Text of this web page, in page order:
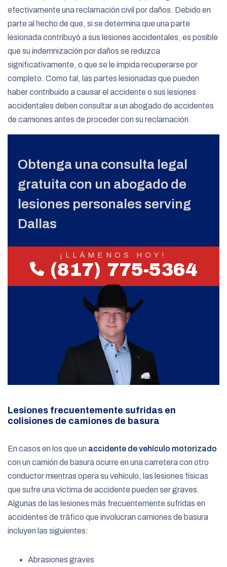
efectivamente una reclamación civil por daños. Debido en
parte al hecho de que, si se determina que una parte
lesionada contribuyó a sus lesiones accidentales, es posible
que su indemnización por daños se reduzca
significativamente, o que se le impida recuperarse por
completo. Como tal, las partes lesionadas que pueden
haber contribuido a causar el accidente o sus lesiones
accidentales deben consultar a un abogado de accidentes
de camiones antes de proceder con su reclamación.
Obtenga una consulta legal
gratuita con un abogado de
lesiones personales serving
Dallas
¡LLÁMENOS HOY!
(817) 775-5364
Lesiones frecuentemente sufridas en
colisiones de camiones de basura
En casos en los que un accidente de vehículo motorizado
con un camión de basura ocurre en una carretera con otro
conductor mientras opera su vehículo, las lesiones físicas
que sufre una víctima de accidente pueden ser graves.
Algunas de las lesiones más frecuentemente sufridas en
accidentes de tráfico que involucran camiones de basura
incluyen las siguientes:
Abrasiones graves